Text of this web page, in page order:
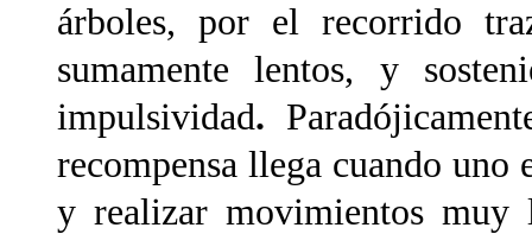
árboles, por el recorrido
sumamente lentos, y
impulsividad.
recompensa llega cuando uno
y realizar movimientos muy